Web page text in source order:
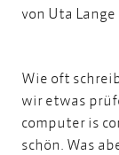
von Uta Lange
Wie oft
wir etwas
computer is
schön. Was